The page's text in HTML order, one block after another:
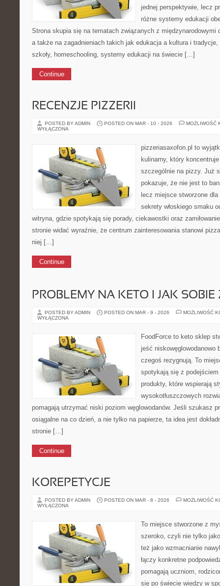
jednej perspektywie, lecz
różne systemy edukacji
Strona skupia się na tematach związanych z międzynarodowymi
a także na zagadnieniach takich jak edukacja a kultura i
szkoły, homeschooling, systemy edukacji na świecie […]
Continue
RECENZJE PIZZERII
POSTED BY ADMIN POSTED ON MAR - 10 - 2026
MOŻLIWOŚĆ
WYŁĄCZONA
pizzeriasaxofon.pl to
kulinarny, który
szczególnie na pizzy. Już
pokazuje, że nie jest to
lecz miejsce stworzone
sekrety włoskiego smaku
witryna, gdzie spotykają się porady, ciekawostki oraz
stronie widać wyraźnie, że centrum zainteresowania stanowi
niej […]
Continue
PROBLEMY NA KETO I JAK
POSTED BY ADMIN POSTED ON MAR - 9 - 2026
MOŻLIWOŚĆ
WYŁĄCZONA
FoodForce to keto sklep
jeść niskowęglowodanowo
czegoś rezygnują. To
spotykają się z
produkty, które wspierają
wysokotłuszczowych
pomagają utrzymać niski poziom węglowodanów. Jeśli szukasz
osiągalne na co dzień, a nie tylko na papierze, ta idea jest
stronie […]
Continue
KOREPETYCJE
POSTED BY ADMIN POSTED ON MAR - 8 - 2026
MOŻLIWOŚĆ
WYŁĄCZONA
To miejsce stworzone z
szeroko, czyli nie tylko
też jako wzmacnianie
łączy konkretne
pomagają uczniom,
się po świecie wiedzy w